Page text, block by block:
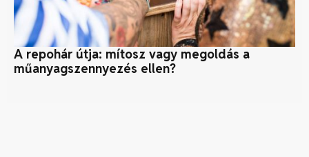
A repohár útja: mítosz vagy megoldás a
műanyagszennyezés ellen?